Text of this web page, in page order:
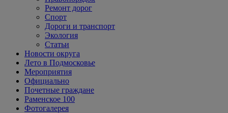
Ремонт дорог
Спорт
Дороги и транспорт
Экология
Статьи
Новости округа
Лето в Подмосковье
Мероприятия
Официально
Почетные граждане
Раменское 100
Фотогалерея